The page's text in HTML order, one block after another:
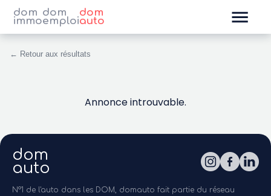
dom
immo
dom
emploi
dom
auto
← Retour aux résultats
Annonce introuvable.
dom
auto
N°1 de l'auto dans les DOM, domauto fait partie du réseau